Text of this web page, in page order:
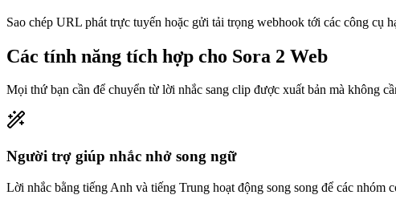
Sao chép URL phát trực tuyến hoặc gửi tải trọng webhook tới các công cụ
Các tính năng tích hợp cho Sora 2 Web
Mọi thứ bạn cần để chuyển từ lời nhắc sang clip được xuất bản mà không
Người trợ giúp nhắc nhở song ngữ
Lời nhắc bằng tiếng Anh và tiếng Trung hoạt động song song để các nhóm